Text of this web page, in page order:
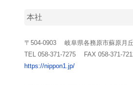
本社
〒504-0903 岐阜県各務原市蘇原月
TEL 058-371-7275 FAX 058-371-
https://nippon1.jp/